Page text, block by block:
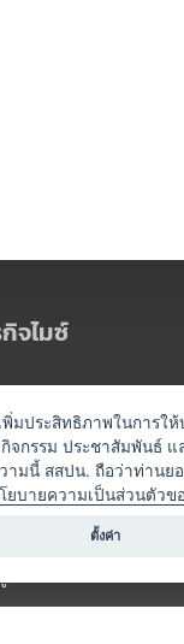
จไมซ์
ยว
จัดงาน
พิ่มประสิทธิภาพในการ
จกรรม ประชาสัมพันธ์
มนี้ สสปน. ถือว่าท่านย
ยบายความเป็นส่วนตัวข
ตั้งค่า